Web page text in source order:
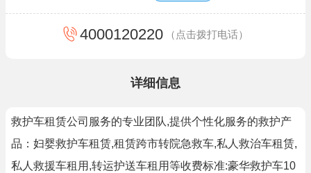
4000120220 （点击拨打电话）
详细信息
救护车租赁公司服务的专业团队,提供个性化服务的救护产
品：妇婴救护车租赁,租赁跨市转院急救车,私人救治车租赁,
私人救援车租用,转运护送车租用等收费标准:豪华救护车10